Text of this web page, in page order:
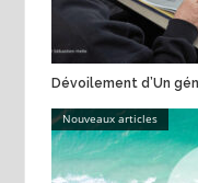
Dévoilement d’Un
Nouveaux articles